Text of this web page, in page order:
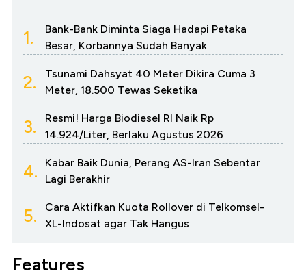
1.
Bank-Bank Diminta Siaga Hadapi Petaka
Besar, Korbannya Sudah Banyak
2.
Tsunami Dahsyat 40 Meter Dikira Cuma 3
Meter, 18.500 Tewas Seketika
3.
Resmi! Harga Biodiesel RI Naik Rp
14.924/Liter, Berlaku Agustus 2026
4.
Kabar Baik Dunia, Perang AS-Iran Sebentar
Lagi Berakhir
5.
Cara Aktifkan Kuota Rollover di Telkomsel-
XL-Indosat agar Tak Hangus
Features